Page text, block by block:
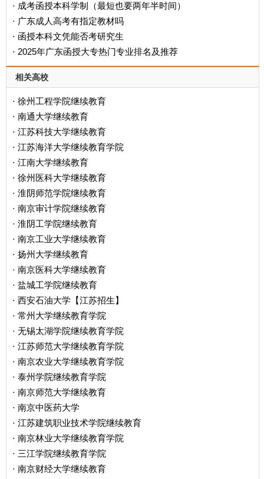
· 成考函授本科学制（最短也要两年半时间）
· 广东成人高考有指定教材吗
· 函授本科文凭能否考研究生
· 2025年广东函授大专热门专业排名及推荐
相关高校
· 徐州工程学院继续教育
· 南通大学继续教育
· 江苏科技大学继续教育
· 江苏海洋大学继续教育学院
· 江南大学继续教育
· 徐州医科大学继续教育
· 淮阴师范学院继续教育
· 南京审计学院继续教育
· 淮阴工学院继续教育
· 南京工业大学继续教育
· 扬州大学继续教育
· 南京医科大学继续教育
· 盐城工学院继续教育
· 西安石油大学【江苏招生】
· 常州大学继续教育学院
· 无锡太湖学院继续教育学院
· 江苏师范大学继续教育学院
· 南京农业大学继续教育学院
· 泰州学院继续教育学院
· 南京师范大学继续教育
· 南京中医药大学
· 江苏建筑职业技术学院继续教育
· 南京林业大学继续教育学院
· 三江学院继续教育学院
· 南京财经大学继续教育